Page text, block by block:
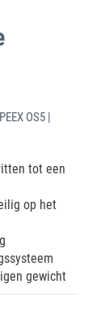
OS5 |
tot een
op het
gewicht